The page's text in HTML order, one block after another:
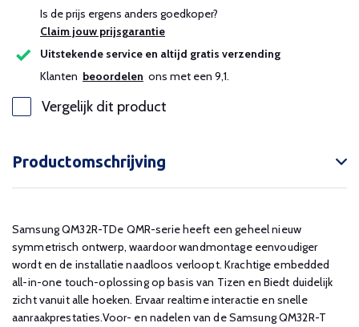
Is de prijs ergens anders goedkoper?
Claim jouw prijsgarantie
Uitstekende service en altijd gratis verzending
Klanten beoordelen ons met een 9,1.
Vergelijk dit product
Productomschrijving
Samsung QM32R-TDe QMR-serie heeft een geheel nieuw
symmetrisch ontwerp, waardoor wandmontage eenvoudiger
wordt en de installatie naadloos verloopt. Krachtige embedded
all-in-one touch-oplossing op basis van Tizen en Biedt duidelijk
zicht vanuit alle hoeken. Ervaar realtime interactie en snelle
aanraakprestaties.Voor- en nadelen van de Samsung QM32R-T